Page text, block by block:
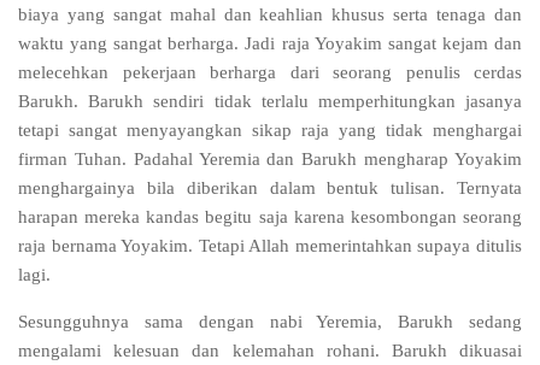
biaya yang sangat mahal dan keahlian khusus serta tenaga dan
waktu yang sangat berharga. Jadi raja Yoyakim sangat kejam dan
melecehkan pekerjaan berharga dari seorang penulis cerdas
Barukh. Barukh sendiri tidak terlalu memperhitungkan jasanya
tetapi sangat menyayangkan sikap raja yang tidak menghargai
firman Tuhan. Padahal Yeremia dan Barukh mengharap Yoyakim
menghargainya bila diberikan dalam bentuk tulisan. Ternyata
harapan mereka kandas begitu saja karena kesombongan seorang
raja bernama Yoyakim. Tetapi Allah memerintahkan supaya ditulis
lagi.
Sesungguhnya sama dengan nabi Yeremia, Barukh sedang
mengalami kelesuan dan kelemahan rohani. Barukh dikuasai